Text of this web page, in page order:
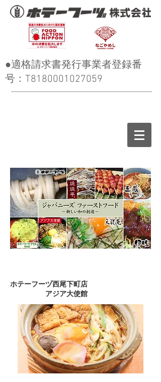
●適格請求書発行事業者登録番
号：T8180001027059
ホテーフーヅ西尾下町店
​ アジア大使館